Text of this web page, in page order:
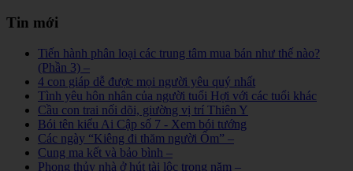
Tin mới
Tiến hành phân loại các trung tâm mua bán như thế nào?
(Phần 3) –
4 con giáp dễ được mọi người yêu quý nhất
Tình yêu hôn nhân của người tuổi Hợi với các tuổi khác
Cầu con trai nối dõi, giường vị trí Thiên Y
Bói tên kiểu Ai Cập số 7 - Xem bói tướng
Các ngày “Kiêng đi thăm người Ốm” –
Cung ma kết và bảo bình –
Phong thủy nhà ở hút tài lộc trong năm –